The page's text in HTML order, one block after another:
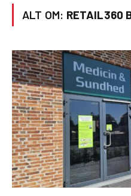
ALT OM: RETAIL360